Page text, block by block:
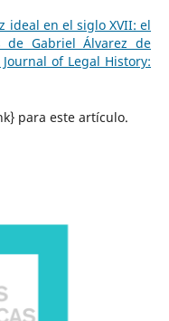
ideal en el siglo XVII: el
de Gabriel Álvarez de
Journal of Legal History:
para este artículo.